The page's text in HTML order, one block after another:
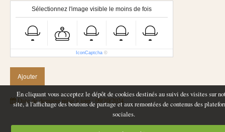
Sélectionnez l'image visible le moins de fois
IconCaptcha ©
Date de dernière mise à jour : 09/10/2024
En cliquant vous acceptez le dépôt de cookies destinés au suivi des visites sur
site, à l'affichage des boutons de partage et aux remontées de contenus des
sociales.